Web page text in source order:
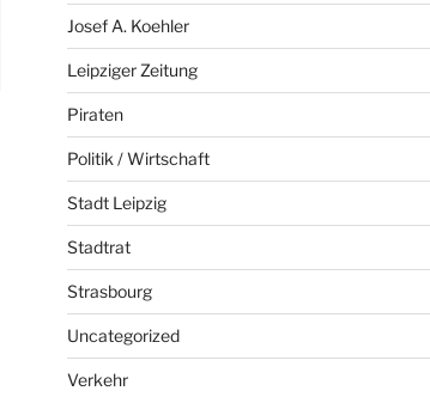
Josef A. Koehler
Leipziger Zeitung
Piraten
Politik / Wirtschaft
Stadt Leipzig
Stadtrat
Strasbourg
Uncategorized
Verkehr